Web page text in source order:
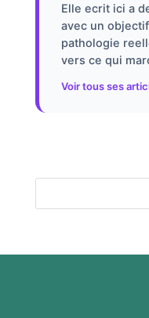
Elle ecrit ici a
avec un
pathologie
vers ce qui
Voir tous ses